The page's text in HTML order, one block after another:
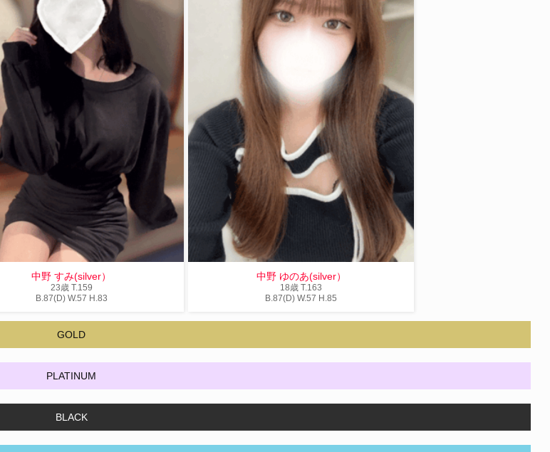
中野 すみ(silver）
23歳 T.159
B.87(D) W.57 H .83
中野 ゆのあ(silver）
18歳 T.163
B.87(D) W.57 H .85
GOLD
PLATINUM
BLACK